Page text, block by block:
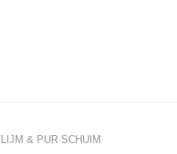
& PUR SCHUIM